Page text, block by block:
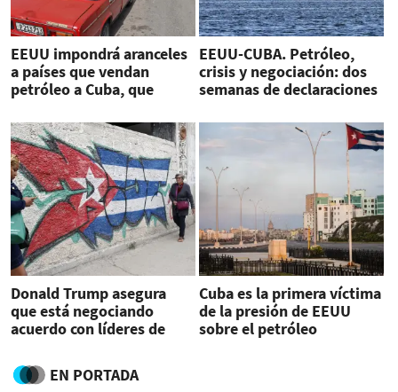
EEUU impondrá aranceles
a países que vendan
petróleo a Cuba, que
medida
EEUU-CUBA. Petróleo,
crisis y negociación: dos
semanas de declaraciones
Donald Trump asegura
que está negociando
acuerdo con líderes de
petrolero
Cuba es la primera víctima
de la presión de EEUU
sobre el petróleo
EN PORTADA